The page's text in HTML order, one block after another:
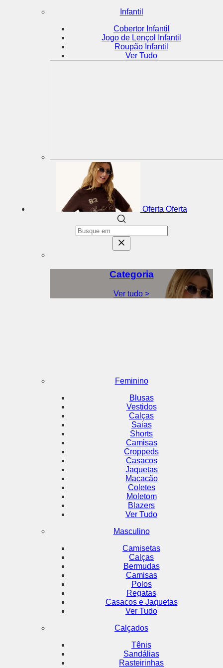
Infantil
Cobertor Infantil
Jogo de Lençol Infantil
Roupão Infantil
Ver Tudo
Oferta Oferta
Categoria
Ver tudo >
Feminino
Blusas
Vestidos
Calças
Saias
Shorts
Camisas
Croppeds
Casacos
Jaquetas
Macacão
Coletes
Moletom
Blazers
Ver Tudo
Masculino
Camisetas
Calças
Bermudas
Camisas
Polos
Regatas
Casacos e Jaquetas
Ver Tudo
Calçados
Tênis
Sandálias
Rasteirinhas